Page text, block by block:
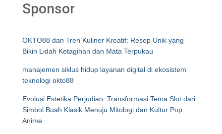
Sponsor
OKTO88 dan Tren Kuliner Kreatif: Resep Unik yang
Bikin Lidah Ketagihan dan Mata Terpukau
manajemen siklus hidup layanan digital di ekosistem
teknologi okto88
Evolusi Estetika Perjudian: Transformasi Tema Slot dari
Simbol Buah Klasik Menuju Mitologi dan Kultur Pop
Anime